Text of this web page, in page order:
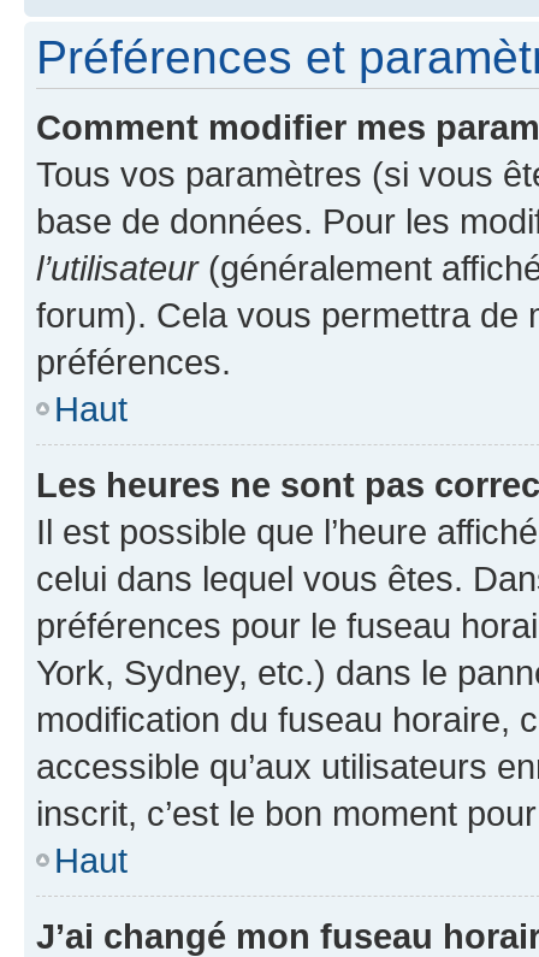
Préférences et
Comment modifier mes
Tous vos paramètres (si vous
base de données. Pour les
l’utilisateur(généralement
forum). Cela vous permettra de
préférences.
Haut
Les heures ne sont pas
Il est possible que l’heure
celui dans lequel vous êtes.
préférences pour le fuseau
York, Sydney, etc.) dans le
modification du fuseau horaire,
accessible qu’aux utilisateurs
inscrit, c’est le bon moment
Haut
J’ai changé mon fuseau